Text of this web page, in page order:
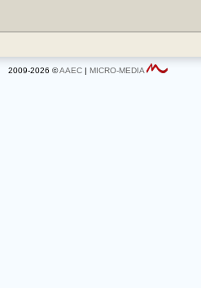
2009-2026 ©AAEC | MICRO-MEDIA